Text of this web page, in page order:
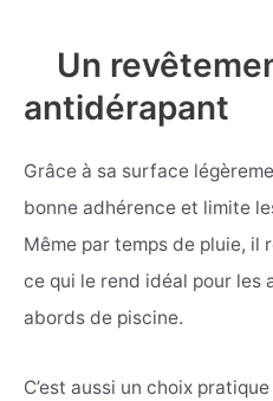
Un
antidérapant
Grâce à sa surface
bonne adhérence et limite
Même par temps de pluie, il
ce qui le rend idéal pour les
abords de piscine.
C’est aussi un choix